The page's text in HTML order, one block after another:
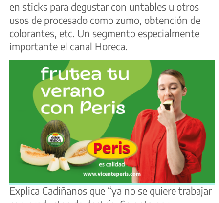
en sticks para degustar con untables u otros
usos de procesado como zumo, obtención de
colorantes, etc. Un segmento especialmente
importante el canal Horeca.
Explica Cadiñanos que “ya no se quiere trabajar